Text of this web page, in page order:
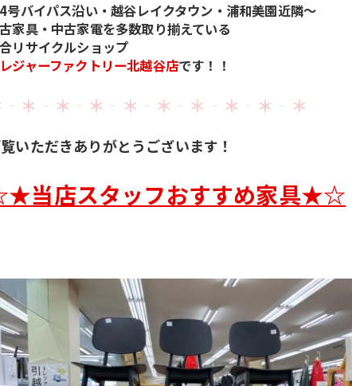
号バイパス沿い・越谷レイクタウン・浦和美園近隣～
家具・中古家電を多数取り揃えている
リサイクルショップ
ジャーファクトリー北越谷店です！！
‐ ＊ ‐ ＊ ‐ ＊ ‐ ＊ ‐ ＊ ‐ ＊ ‐ ＊ ‐ ＊ ‐ ＊
いただきありがとうございます！
当店スタッフおすすめ家具★☆